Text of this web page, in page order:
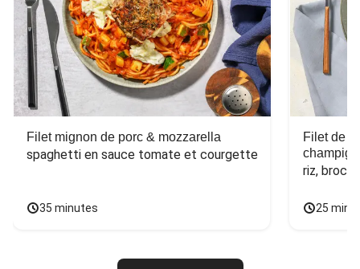
Filet mignon de porc & mozzarella
spaghetti en sauce tomate et courgette
35 minutes
Filet de
riz,
25